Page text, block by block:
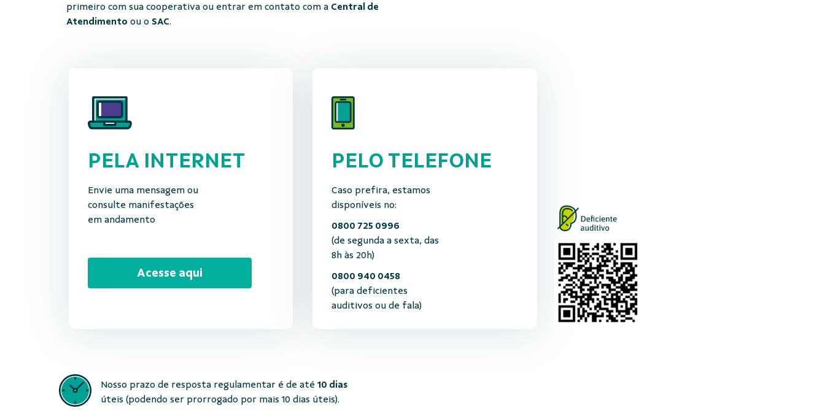
primeiro com sua cooperativa ou entrar em contato com a Central de
Atendimento ou o SAC.
PELA INTERNET
Envie uma mensagem ou
consulte manifestações
em andamento
Acesse aqui
PELO TELEFONE
Caso prefira, estamos
disponíveis no:
0800 725 0996
(de segunda a sexta, das
8h às 20h)
0800 940 0458
(para deficientes
auditivos ou de fala)
Nosso prazo de resposta regulamentar é de até 10 dias
úteis (podendo ser prorrogado por mais 10 dias úteis).